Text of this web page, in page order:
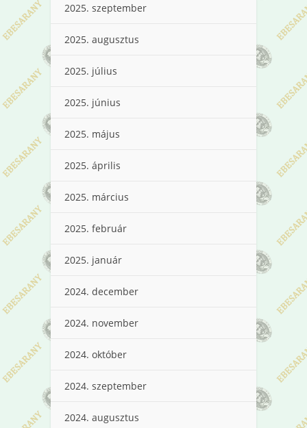
2025. szeptember
2025. augusztus
2025. július
2025. június
2025. május
2025. április
2025. március
2025. február
2025. január
2024. december
2024. november
2024. október
2024. szeptember
2024. augusztus